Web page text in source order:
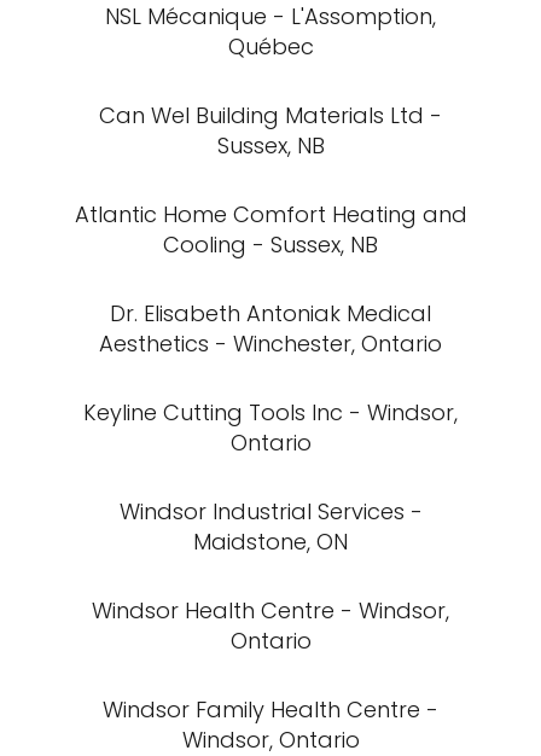
NSL Mécanique - L'Assomption,
Québec
Can Wel Building Materials Ltd -
Sussex, NB
Atlantic Home Comfort Heating and
Cooling - Sussex, NB
Dr. Elisabeth Antoniak Medical
Aesthetics - Winchester, Ontario
Keyline Cutting Tools Inc - Windsor,
Ontario
Windsor Industrial Services -
Maidstone, ON
Windsor Health Centre - Windsor,
Ontario
Windsor Family Health Centre -
Windsor, Ontario